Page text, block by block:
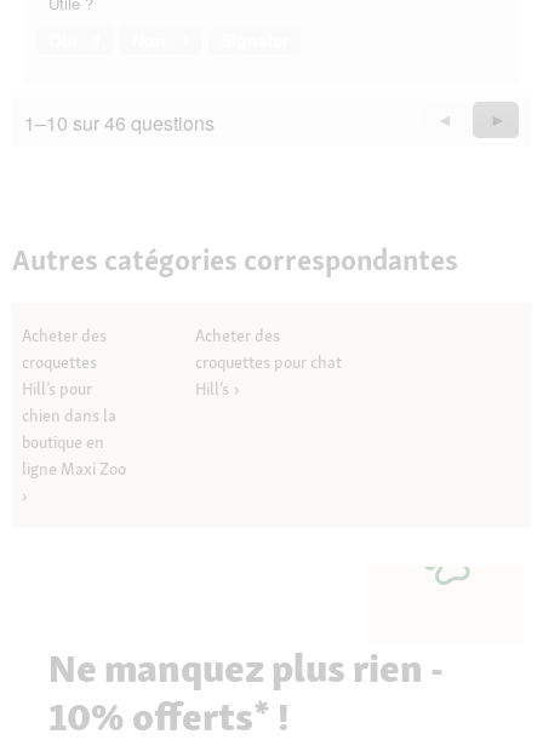
1–10 sur 46 questions
Précédent
Questions
◄ ►
Autres catégories correspondantes
Acheter des
croquettes
Hill’s pour
chien dans la
boutique en
ligne Maxi Zoo
Acheter des
croquettes pour chat
Hill’s
Ne manquez plus rien -
10% offerts* !